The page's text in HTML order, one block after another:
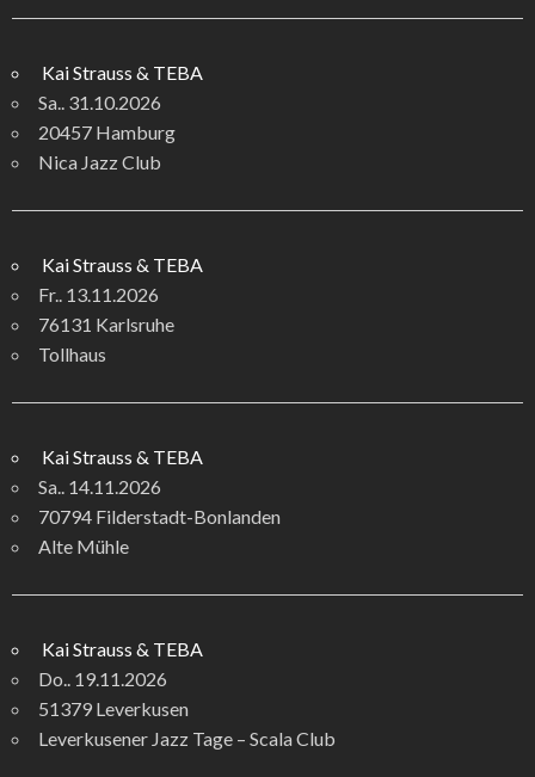
Kai Strauss & TEBA
Sa.. 31.10.2026
20457 Hamburg
Nica Jazz Club
Kai Strauss & TEBA
Fr.. 13.11.2026
76131 Karlsruhe
Tollhaus
Kai Strauss & TEBA
Sa.. 14.11.2026
70794 Filderstadt-Bonlanden
Alte Mühle
Kai Strauss & TEBA
Do.. 19.11.2026
51379 Leverkusen
Leverkusener Jazz Tage – Scala Club